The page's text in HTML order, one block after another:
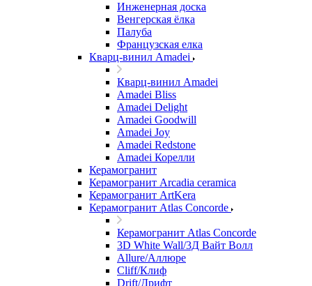
Инженерная доска
Венгерская ёлка
Палуба
Французская елка
Кварц-винил Amadei
Кварц-винил Amadei
Amadei Bliss
Amadei Delight
Amadei Goodwill
Amadei Joy
Amadei Redstone
Amadei Корелли
Керамогранит
Керамогранит Arcadia ceramica
Керамогранит ArtKera
Керамогранит Atlas Concorde
Керамогранит Atlas Concorde
3D White Wall/3Д Вайт Волл
Allure/Аллюрe
Cliff/Клиф
Drift/Дрифт